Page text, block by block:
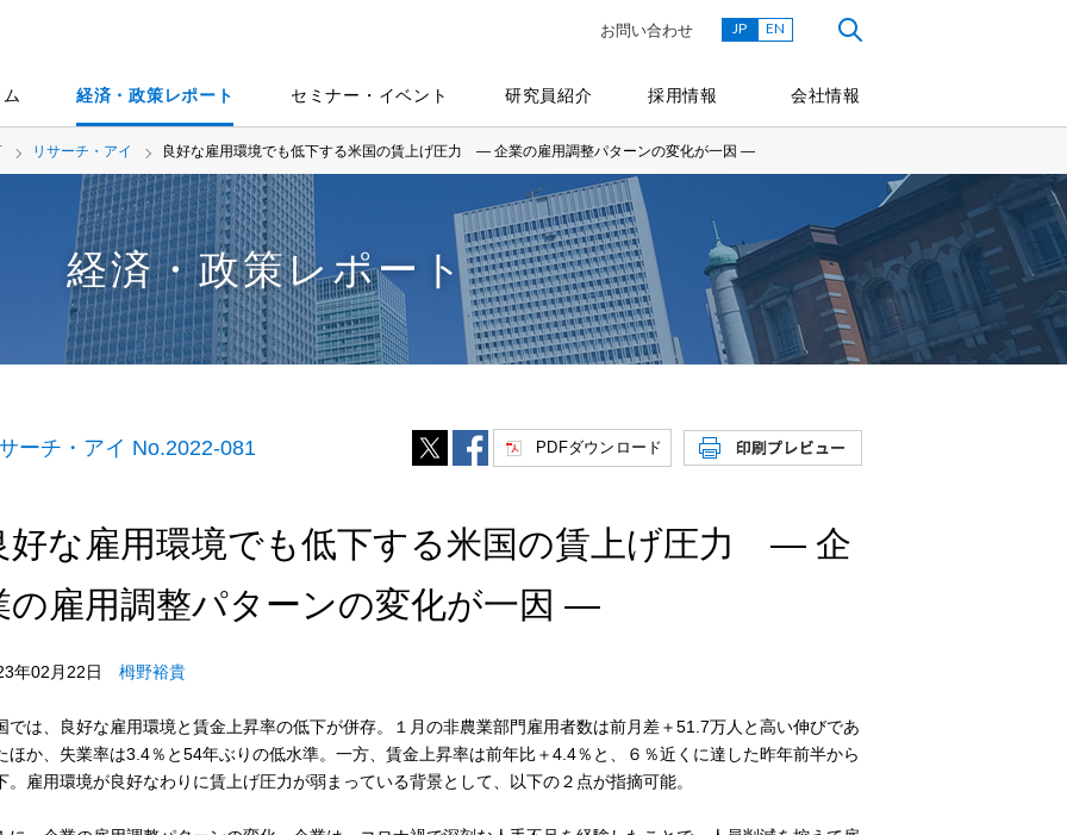
経済・政策レポート セミナー・イベント 研究員紹介 採用情報 会社情報
お問い合わせ JP EN
リサーチ・アイ 良好な雇用環境でも低下する米国の賃上げ圧力 ― 企業の雇用調整パターンの変化が一因 ―
経済・政策レポート
PDFダウンロード
ーチ・アイ No.2022-081
好な雇用環境でも低下する米国の賃上げ圧力 ― 企
の雇用調整パターンの変化が一因 ―
年02月22日 栂野裕貴
では、良好な雇用環境と賃金上昇率の低下が併存。１月の非農業部門雇用者数は前月差＋51.7万人と高い伸びであ
ほか、失業率は3.4％と54年ぶりの低水準。一方、賃金上昇率は前年比＋4.4％と、６％近くに達した昨年前半から
。雇用環境が良好なわりに賃上げ圧力が弱まっている背景として、以下の２点が指摘可能。